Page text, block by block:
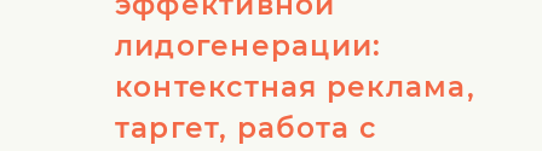
лидогенерации:
контекстная реклама,
таргет, работа с